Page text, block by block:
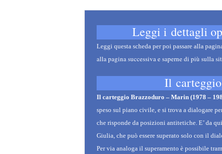
Leggi i dettagli
Leggi questa scheda per poi passare alla
alla pagina successiva e saperne di più sulla
Il
Il carteggio Brazzoduro – Marin (1978 –
speso sul piano civile, e si trova a dialogare
che risponde da posizioni antitetiche. E’ da
Giulia, che può essere superato solo con il
Per via analoga il superamento è possibile